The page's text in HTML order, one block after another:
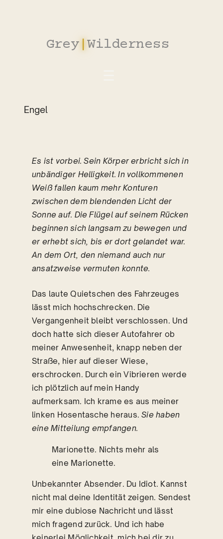
Grey|Wilderness
Engel
Es ist vorbei. Sein Körper erbricht sich in
unbändiger Helligkeit. In vollkommenen
Weiß fallen kaum mehr Konturen
zwischen dem blendenden Licht der
Sonne auf. Die Flügel auf seinem Rücken
beginnen sich langsam zu bewegen und
er erhebt sich, bis er dort gelandet war.
An dem Ort, den niemand auch nur
ansatzweise vermuten konnte.
Das laute Quietschen des Fahrzeuges
lässt mich hochschrecken. Die
Vergangenheit bleibt verschlossen. Und
doch hatte sich dieser Autofahrer ob
meiner Anwesenheit, knapp neben der
Straße, hier auf dieser Wiese,
erschrocken. Durch ein Vibrieren werde
ich plötzlich auf mein Handy
aufmerksam. Ich krame es aus meiner
linken Hosentasche heraus.Sie haben
eine Mitteilung empfangen.
Marionette. Nichts mehr als
eine Marionette.
Unbekannter Absender. Du Idiot. Kannst
nicht mal deine Identität zeigen. Sendest
mir eine dubiose Nachricht und lässt
mich fragend zurück. Und ich habe